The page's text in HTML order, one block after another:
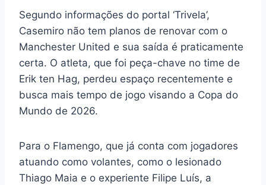
Segundo informações do portal ‘Trivela’,
Casemiro não tem planos de renovar com o
Manchester United e sua saída é praticamente
certa. O atleta, que foi peça-chave no time de
Erik ten Hag, perdeu espaço recentemente e
busca mais tempo de jogo visando a Copa do
Mundo de 2026.
Para o Flamengo, que já conta com jogadores
atuando como volantes, como o lesionado
Thiago Maia e o experiente Filipe Luís, a